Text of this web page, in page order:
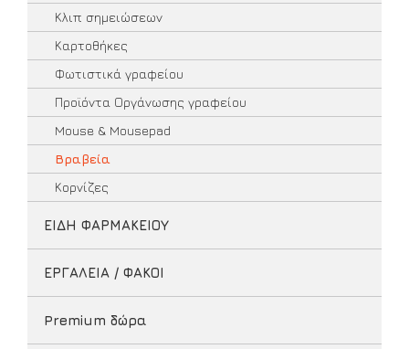
Κλιπ σημειώσεων
Καρτοθήκες
Φωτιστικά γραφείου
Προϊόντα Οργάνωσης γραφείου
Mouse & Mousepad
Βραβεία
Κορνίζες
ΕΙΔΗ ΦΑΡΜΑΚΕΙΟΥ
ΕΡΓΑΛΕΙΑ / ΦΑΚΟΙ
Premium δώρα